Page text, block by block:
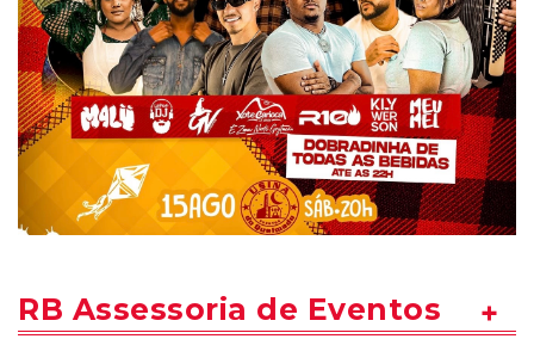
RB Assessoria de Eventos